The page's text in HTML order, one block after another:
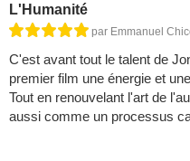
L'Humanité
par Emmanuel
C'est avant tout le talent de
premier film une énergie et
Tout en renouvelant l'art de
aussi comme un processus